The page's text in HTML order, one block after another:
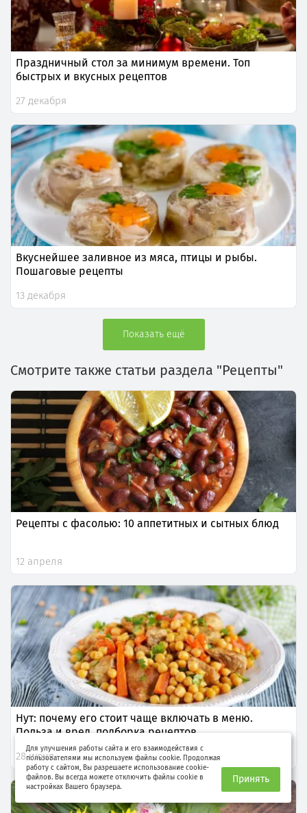
Праздничный стол за минимум времени. Топ
быстрых и вкусных рецептов
27 декабря
Вкуснейшее заливное из мяса, птицы и рыбы.
Пошаговые рецепты
13 декабря
Показать ещё
Смотрите также статьи раздела "Рецепты"
Рецепты с фасолью: 10 аппетитных и сытных блюд
12 апреля
Нут: почему его стоит чаще включать в меню.
Польза и вред, подборка рецептов
28 июня
Для улучшения работы сайта и его взаимодействия с
пользователями мы используем файлы cookie. Продолжая
работу с сайтом, Вы разрешаете использование cookie-
файлов. Вы всегда можете отключить файлы cookie в
настройках Вашего браузера.
Принять